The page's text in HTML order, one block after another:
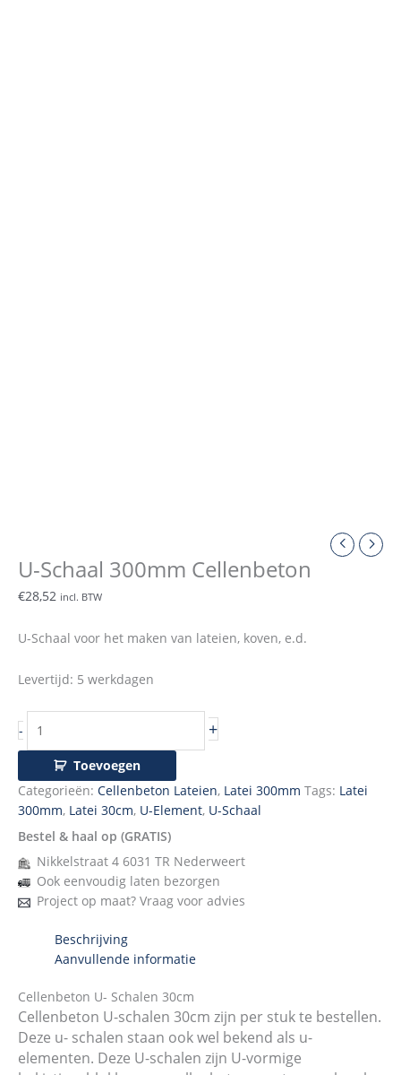
U-Schaal 300mm Cellenbeton
€28,52 incl. BTW
U-Schaal voor het maken van lateien, koven, e.d.
Levertijd: 5 werkdagen
- +
Toevoegen
Categorieën: Cellenbeton Lateien, Latei 300mm Tags: Latei
300mm, Latei 30cm, U-Element, U-Schaal
Bestel & haal op (GRATIS)
Nikkelstraat 4 6031 TR Nederweert
Ook eenvoudig laten bezorgen
Project op maat? Vraag voor advies
Beschrijving
Aanvullende informatie
Cellenbeton U- Schalen 30cm
Cellenbeton U-schalen 30cm zijn per stuk te bestellen.
Deze u- schalen staan ook wel bekend als u-
elementen. Deze U-schalen zijn U-vormige